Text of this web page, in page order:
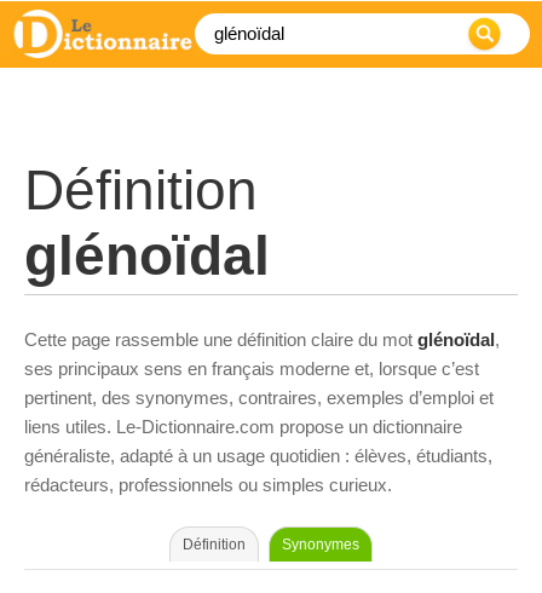
Définition
glénoïdal
Cette page rassemble une définition claire du mot glénoïdal,
ses principaux sens en français moderne et, lorsque c’est
pertinent, des synonymes, contraires, exemples d’emploi et
liens utiles. Le-Dictionnaire.com propose un dictionnaire
généraliste, adapté à un usage quotidien : élèves, étudiants,
rédacteurs, professionnels ou simples curieux.
Définition Synonymes